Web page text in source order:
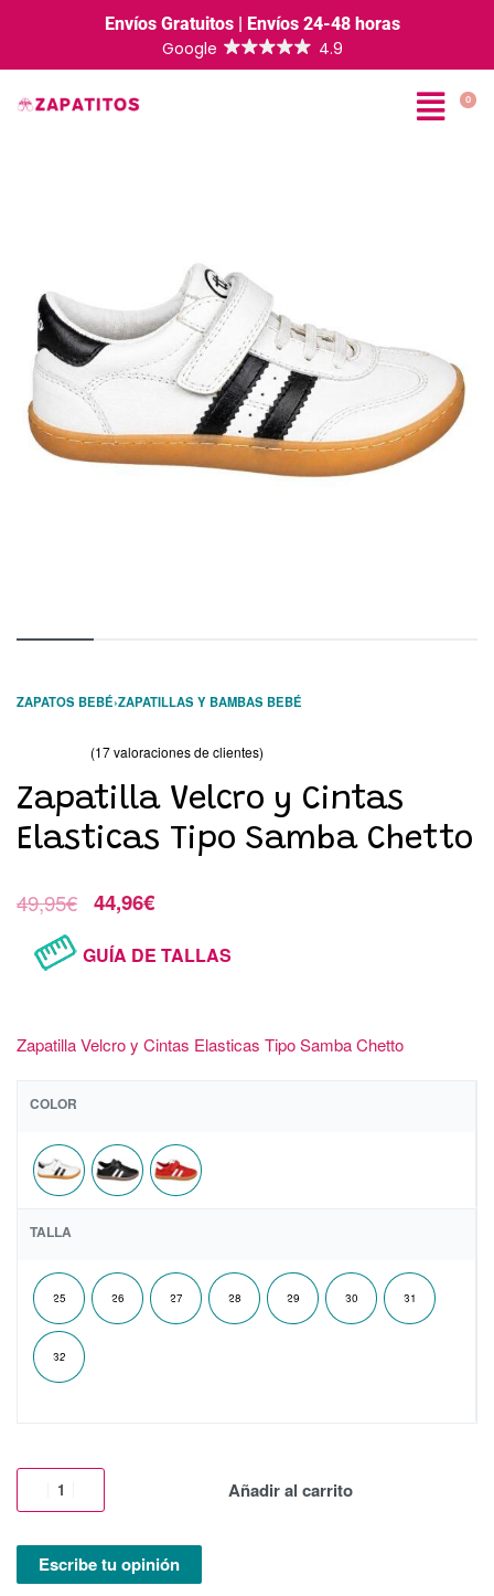
Envíos Gratuitos | Envíos 24-48 horas
0
ZAPATOS BEBÉ›ZAPATILLAS Y BAMBAS BEBÉ
(17valoraciones de clientes)
Zapatilla Velcro y Cintas
Elasticas Tipo Samba Chetto
49,95€ 44,96€
GUÍA DE TALLAS
Zapatilla Velcro y Cintas Elasticas Tipo Samba Chetto
COLOR
TALLA
25 26 27 28 29 30 31
32
Añadir al carrito
Escribe tu opinión